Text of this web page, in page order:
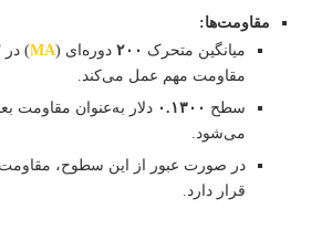
مقاومت‌ها:
میانگین متحرک ۲۰۰ دوره‌ای (MA) در
مقاومت مهم عمل می‌کند.​
سطح ۰.۱۳۰۰ دلار به‌عنوان مقاومت
می‌شود.​
در صورت عبور از این سطوح، مقاومت
قرار دارد.​